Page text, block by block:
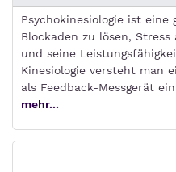
Psychokinesiologie ist
Blockaden zu lösen,
und seine
Kinesiologie versteht man
als Feedback-Messgerät
mehr...